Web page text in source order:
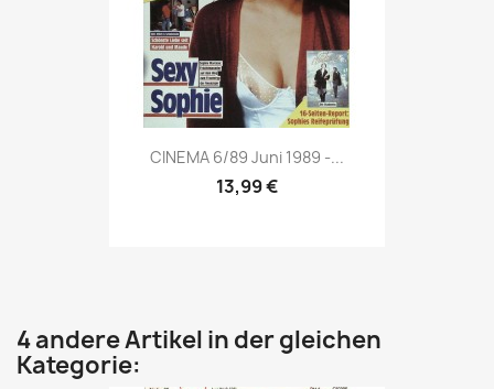
Vorschau
CINEMA 6/89 Juni 1989 -...
13,99 €
4 andere Artikel in der gleichen
Kategorie: